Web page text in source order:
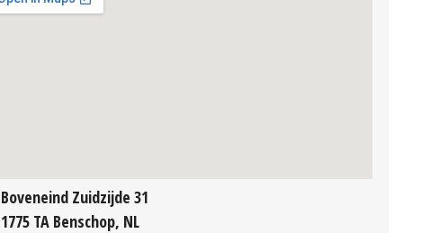
Boveneind Zuidzijde 31
1775 TA Benschop, NL